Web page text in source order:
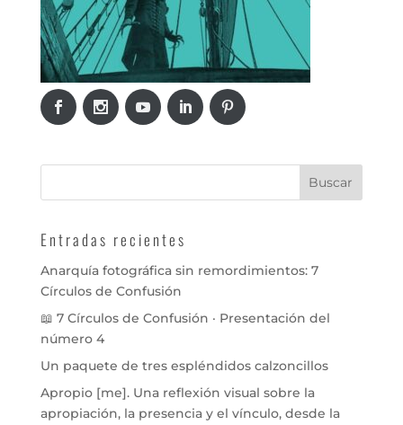
Entradas recientes
Anarquía fotográfica sin remordimientos: 7
Círculos de Confusión
📖 7 Círculos de Confusión · Presentación del
número 4
Un paquete de tres espléndidos calzoncillos
Apropio [me]. Una reflexión visual sobre la
apropiación, la presencia y el vínculo, desde la